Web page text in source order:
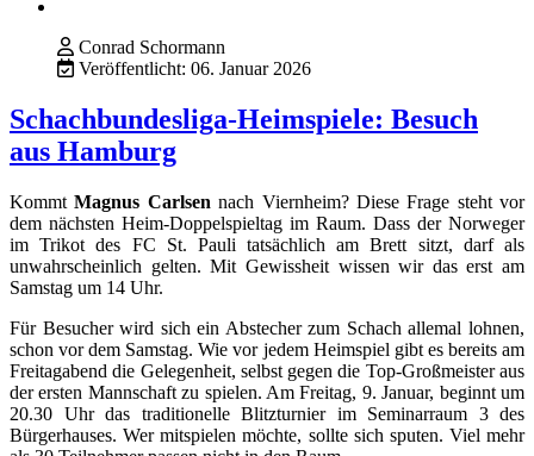
Conrad Schormann
Veröffentlicht: 06. Januar 2026
Schachbundesliga-Heimspiele: Besuch
aus Hamburg
KommtMagnus Carlsennach Viernheim? Diese Frage steht vor
dem nächsten Heim-Doppelspieltag im Raum. Dass der Norweger
im Trikot des FC St. Pauli tatsächlich am Brett sitzt, darf als
unwahrscheinlich gelten. Mit Gewissheit wissen wir das erst am
Samstag um 14 Uhr.
Für Besucher wird sich ein Abstecher zum Schach allemal lohnen,
schon vor dem Samstag. Wie vor jedem Heimspiel gibt es bereits am
Freitagabend die Gelegenheit, selbst gegen die Top-Großmeister aus
der ersten Mannschaft zu spielen. Am Freitag, 9. Januar, beginnt um
20.30 Uhr das traditionelle Blitzturnier im Seminarraum 3 des
Bürgerhauses. Wer mitspielen möchte, sollte sich sputen. Viel mehr